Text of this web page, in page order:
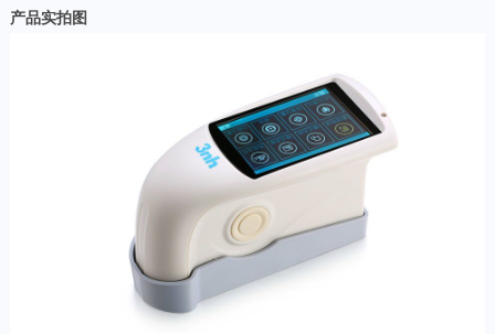
产品实拍图